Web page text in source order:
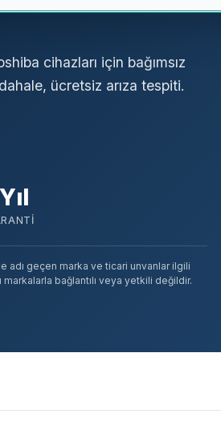
cihazları için bağımsız
ücretsiz arıza tespiti.
adı geçen marka ve ticari unvanlar ilgili
bağlantılı veya yetkili değildir.